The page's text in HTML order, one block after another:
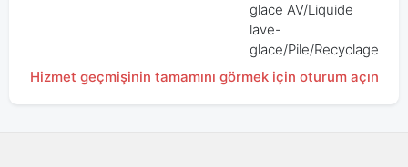
glace AV/Liquide
lave-
glace/Pile/Recyclage
Hizmet geçmişinin tamamını görmek için oturum açın